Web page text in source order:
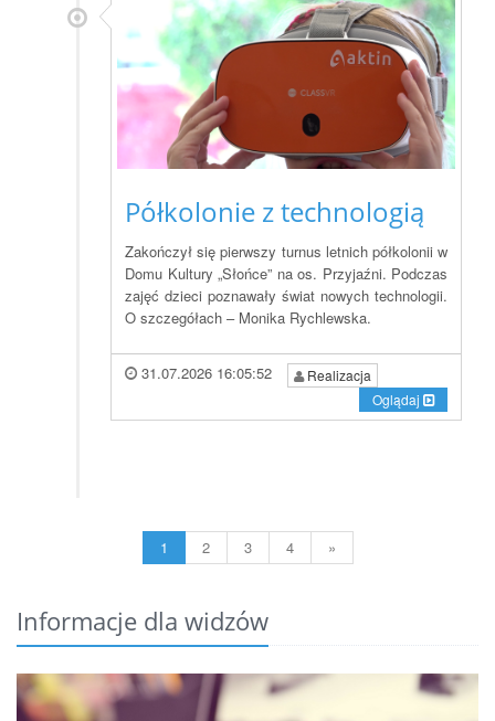
Półkolonie z technologią
Zakończył się pierwszy turnus letnich półkolonii w
Domu Kultury „Słońce” na os. Przyjaźni. Podczas
zajęć dzieci poznawały świat nowych technologii.
O szczegółach – Monika Rychlewska.
31.07.2026 16:05:52
Realizacja
Oglądaj
1 2 3 4 »
Informacje dla widzów